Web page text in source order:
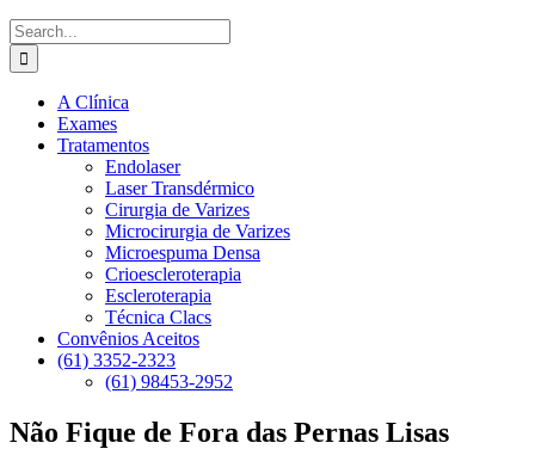
Search
for:
A Clínica
Exames
Tratamentos
Endolaser
Laser Transdérmico
Cirurgia de Varizes
Microcirurgia de Varizes
Microespuma Densa
Crioescleroterapia
Escleroterapia
Técnica Clacs
Convênios Aceitos
(61) 3352-2323
(61) 98453-2952
Não Fique de Fora das Pernas Lisas